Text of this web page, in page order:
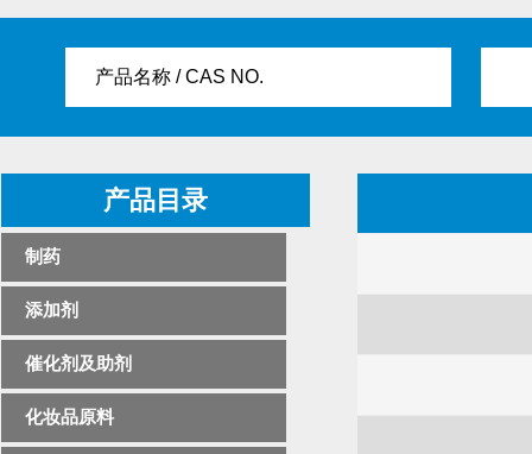
产品名称 / CAS NO.
产品目录
制药
添加剂
催化剂及助剂
化妆品原料